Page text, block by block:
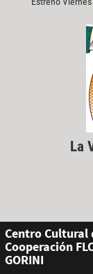
La
Centro Cultural
Cooperación
GORINI